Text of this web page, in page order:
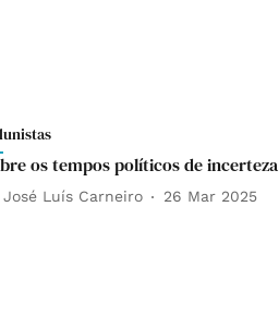
os tempos políticos de incerteza
José Luís Carneiro 26 Mar 2025